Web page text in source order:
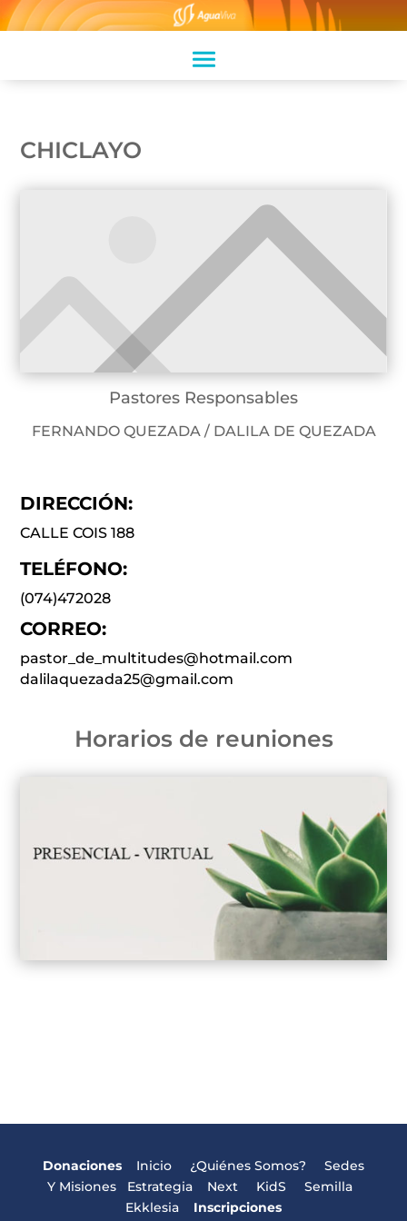
CHICLAYO
Pastores Responsables
FERNANDO QUEZADA / DALILA DE QUEZADA
DIRECCIÓN:
CALLE COIS 188
TELÉFONO:
(074)472028
CORREO:
pastor_de_multitudes@hotmail.com
dalilaquezada25@gmail.com
Horarios de reuniones
Donaciones Inicio ¿Quiénes Somos? Sedes
Y Misiones
EstrategiaNext KidS
Semilla
Ekklesia
Inscripciones